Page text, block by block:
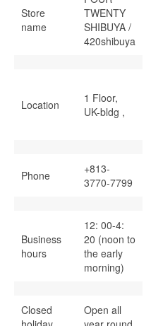
Store
name
TWENTY
SHIBUYA /
420shibuya
Location
1 Floor,
UK-bldg ,
Phone
+813-
3770-7799
Business
hours
12: 00-4:
20 (noon to
the early
morning)
Closed
Open all